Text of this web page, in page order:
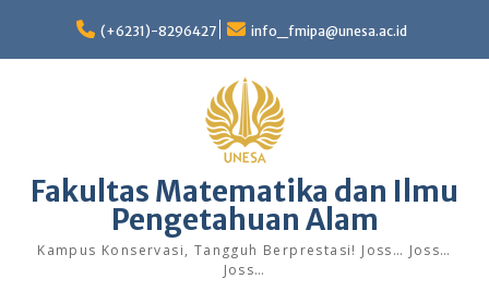
content
(+6231)-8296427 info_fmipa@unesa.ac.id
Fakultas Matematika dan Ilmu
Pengetahuan Alam
Kampus Konservasi, Tangguh Berprestasi! Joss… Joss…
Joss…